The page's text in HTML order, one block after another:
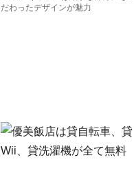
だわったデザインが魅力